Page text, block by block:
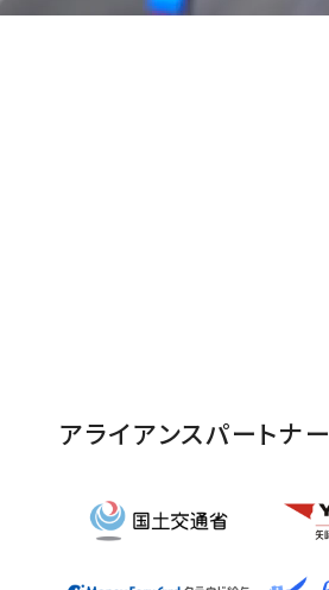
アライアンスパートナー